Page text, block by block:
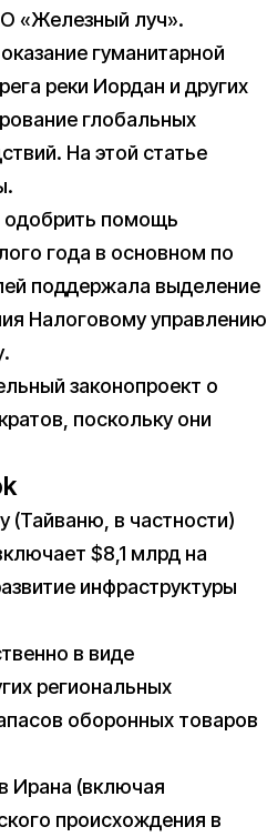
«Железный луч».
гуманитарной
реки Иордан и других
глобальных
На этой статье
одобрить помощь
года в основном по
поддержала выделение
Налоговому управлению
законопроект о
поскольку они
(Тайваню, в частности)
$8,1 млрд на
инфраструктуры
в виде
региональных
оборонных товаров
Ирана (включая
происхождения в